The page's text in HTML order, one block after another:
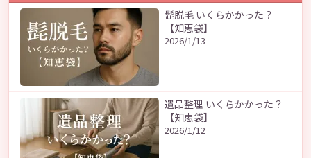
髭脱毛 いくらかかった？
【知恵袋】
2026/1/13
遺品整理 いくらかかった？
【知恵袋】
2026/1/12